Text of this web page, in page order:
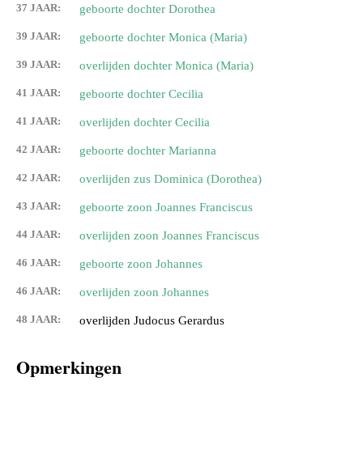
37 JAAR: geboorte dochter Dorothea
39 JAAR: geboorte dochter Monica (Maria)
39 JAAR: overlijden dochter Monica (Maria)
41 JAAR: geboorte dochter Cecilia
41 JAAR: overlijden dochter Cecilia
42 JAAR: geboorte dochter Marianna
42 JAAR: overlijden zus Dominica (Dorothea)
43 JAAR: geboorte zoon Joannes Franciscus
44 JAAR: overlijden zoon Joannes Franciscus
46 JAAR: geboorte zoon Johannes
46 JAAR: overlijden zoon Johannes
48 JAAR: overlijden Judocus Gerardus
Opmerkingen